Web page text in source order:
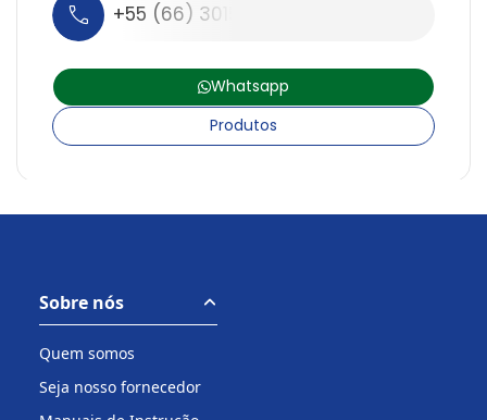
+55 (66) 3015-7755
Whatsapp
Produtos
Sobre nós
Quem somos
Seja nosso fornecedor